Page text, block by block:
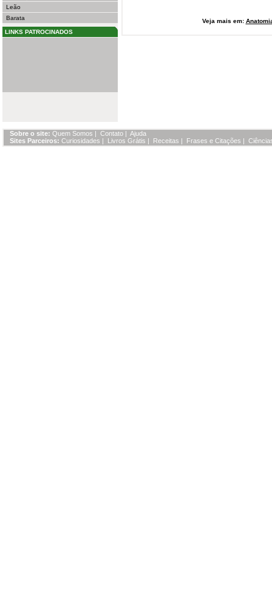
Leão
Barata
LINKS PATROCINADOS
Veja mais em:
Sobre o site: Quem Somos | Contato | Ajuda
Sites Parceiros: Curiosidades | Livros Grátis | Receitas | Frases e Citações |